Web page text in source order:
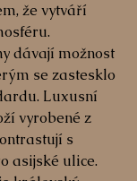
že vytváří
dávají možnost
se zastesklo
Luxusní
vyrobené z
s
asijské ulice.